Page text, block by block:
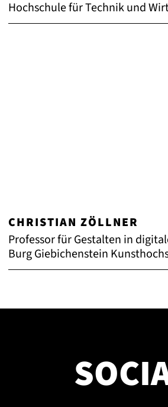
Hochschule für Technik und
CHRISTIAN ZÖLLNER
Professor für Gestalten in
Burg Giebichenstein